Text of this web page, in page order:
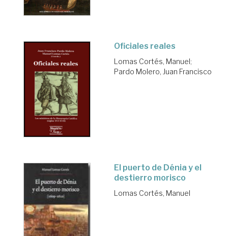
Oficiales reales
Lomas Cortés, Manuel;
Pardo Molero, Juan Francisco
El puerto de Dénia y el
destierro morisco
Lomas Cortés, Manuel